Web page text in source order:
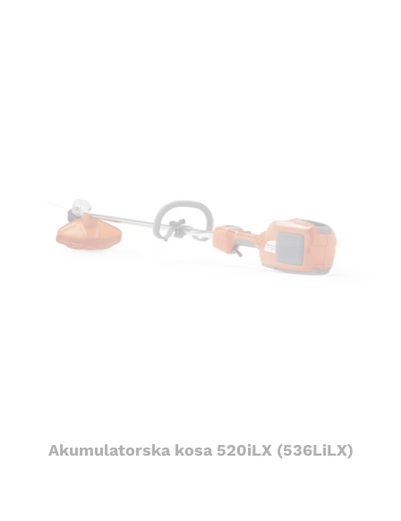
Akumulatorska kosa 520iLX (536LiLX)